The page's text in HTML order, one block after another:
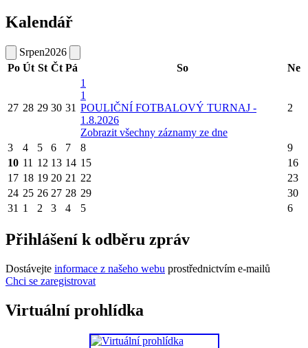
Kalendář
Srpen2026
Po Út St Čt Pá So Ne
27 28 29 30 31
1
1
POULIČNÍ FOTBALOVÝ TURNAJ -
1.8.2026
Zobrazit všechny záznamy ze dne
2
3 4 5 6 7 8
9
10 11 12 13 14 15
16
17 18 19 20 21 22
23
24 25 26 27 28 29
30
31 1 2 3 4 5 6
Přihlášení k odběru zpráv
Dostávejte informace z našeho webu prostřednictvím e-mailů
Chci se zaregistrovat
Virtuální prohlídka